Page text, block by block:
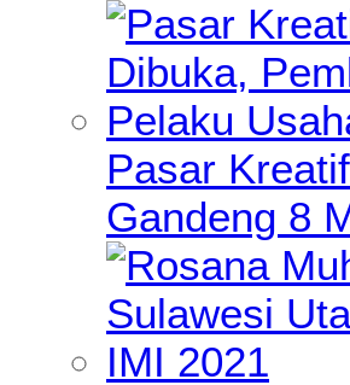
Pasar
Gandeng 8